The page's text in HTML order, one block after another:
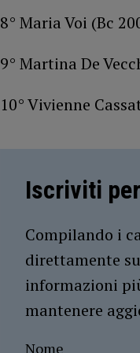
8° Maria Voi (Bc
9° Martina De
10° Vivienne
Iscriviti
Compilando i
direttamente
informazioni
mantenere
Nome